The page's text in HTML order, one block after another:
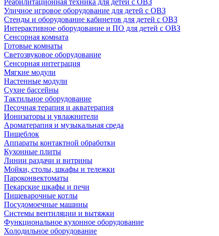
Реабилитационная техника для детей с ОВЗ
Уличное игровое оборудование для детей с ОВЗ
Стенды и оборудование кабинетов для детей с ОВЗ
Интерактивное оборудование и ПО для детей с ОВЗ
Сенсорная комната
Готовые комнаты
Светозвуковое оборудование
Сенсорная интеграция
Мягкие модули
Настенные модули
Сухие бассейны
Тактильное оборудование
Песочная терапия и акватерапия
Ионизаторы и увлажнители
Ароматерапия и музыкальная среда
Пищеблок
Аппараты контактной обработки
Кухонные плиты
Линии раздачи и витрины
Мойки, столы, шкафы и тележки
Пароконвектоматы
Пекарские шкафы и печи
Пищеварочные котлы
Посудомоечные машины
Системы вентиляции и вытяжки
Функциональное кухонное оборудование
Холодильное оборудование